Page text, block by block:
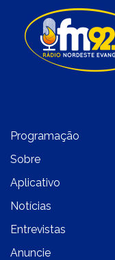
Programação
Sobre
Aplicativo
Notícias
Entrevistas
Anuncie